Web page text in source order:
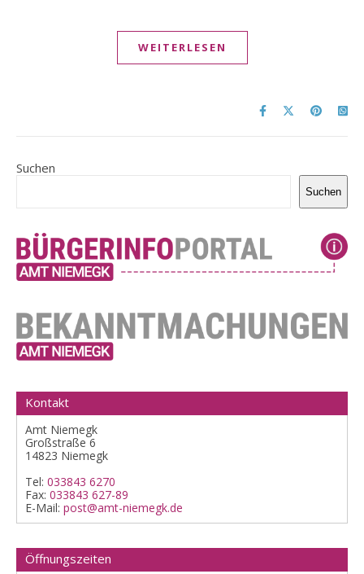
WEITERLESEN
Suchen
Suchen
Kontakt
Amt Niemegk
Großstraße 6
14823 Niemegk
Tel: 033843 6270
Fax: 033843 627-89
E-Mail: post@amt-niemegk.de
Öffnungszeiten